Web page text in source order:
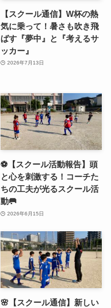
【スクール通信】W杯の熱
気に乗って！暑さも吹き飛
ばす『夢中』と『考えるサ
ッカー』
2026年7月13日
⚽️【スクール活動報告】頭
と心を刺激する！コーチた
ちの工夫が光るスクール活
動🥅
2026年6月15日
🌸【スクール通信】新しい